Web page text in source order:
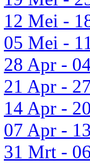
12 Mei -
05 Mei -
28 Apr -
21 Apr -
14 Apr -
07 Apr -
31 Mrt -